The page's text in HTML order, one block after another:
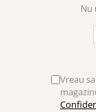
Nu
Vreau